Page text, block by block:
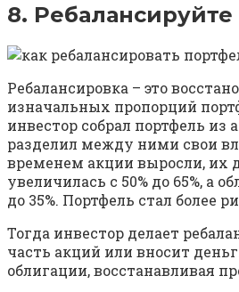
8.
Ребалансировка – это
изначальных пропорций
инвестор собрал портфель из
разделил между ними свои
временем акции выросли, их
увеличилась с 50% до 65%, а
до 35%. Портфель стал более
Тогда инвестор делает
часть акций или вносит
облигации, восстанавливая